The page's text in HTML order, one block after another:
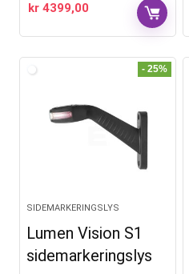
kr 4399,00
- 25%
SIDEMARKERINGSLYS
Lumen Vision S1
sidemarkeringslys